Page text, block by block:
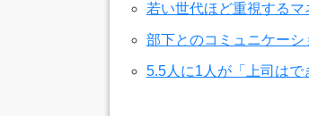
若い世代ほど重視するマ
部下とのコミュニケー
5.5人に1人が「上司は